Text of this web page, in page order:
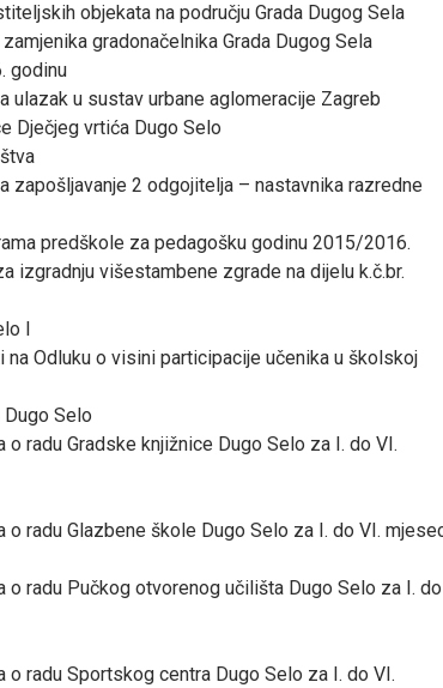
objekata na području Grada Dugog Sela
gradonačelnika Grada Dugog Sela
godinu
ulazak u sustav urbane aglomeracije Zagreb
Dječjeg vrtića Dugo Selo
zapošljavanje 2 odgojitelja – nastavnika razredne
predškole za pedagošku godinu 2015/2016.
izgradnju višestambene zgrade na dijelu k.č.br.
I
na Odluku o visini participacije učenika u školskoj
Selo
o radu Gradske knjižnice Dugo Selo za I. do VI.
o radu Glazbene škole Dugo Selo za I. do VI.
o radu Pučkog otvorenog učilišta Dugo Selo za I. do
o radu Sportskog centra Dugo Selo za I. do VI.